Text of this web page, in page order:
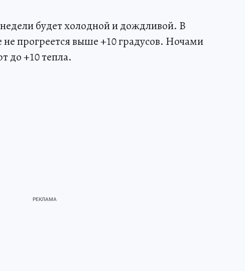
будет холодной и дождливой. В
не прогреется выше +10 градусов. Ночами
до +10 тепла.